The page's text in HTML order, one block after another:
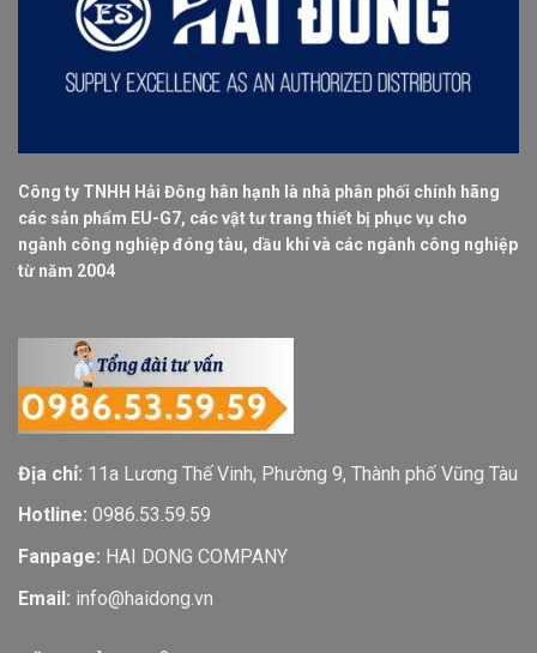
Công ty TNHH Hải Đông hân hạnh là nhà phân phối chính hãng
các sản phẩm EU-G7, các vật tư trang thiết bị phục vụ cho
ngành công nghiệp đóng tàu, dầu khí và các ngành công nghiệp
từ năm 2004
Địa chỉ: 11a Lương Thế Vinh, Phường 9, Thành phố Vũng Tàu
Hotline: 0986.53.59.59
Fanpage: HAI DONG COMPANY
Email: info@haidong.vn